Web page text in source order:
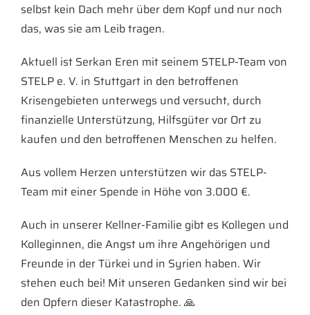
selbst kein Dach mehr über dem Kopf und nur noch
das, was sie am Leib tragen.
Aktuell ist Serkan Eren mit seinem STELP-Team von
STELP e. V. in Stuttgart in den betroffenen
Krisengebieten unterwegs und versucht, durch
finanzielle Unterstützung, Hilfsgüter vor Ort zu
kaufen und den betroffenen Menschen zu helfen.
Aus vollem Herzen unterstützen wir das STELP-
Team mit einer Spende in Höhe von 3.000 €.
Auch in unserer Kellner-Familie gibt es Kollegen und
Kolleginnen, die Angst um ihre Angehörigen und
Freunde in der Türkei und in Syrien haben. Wir
stehen euch bei! Mit unseren Gedanken sind wir bei
den Opfern dieser Katastrophe. 🙏